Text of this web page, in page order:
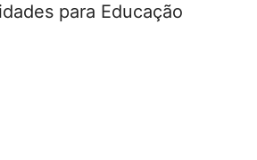
para Educação